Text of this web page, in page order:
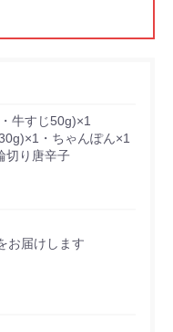
牛すじ50g)×1
・ちゃんぽん×1
切り唐辛子
お届けします